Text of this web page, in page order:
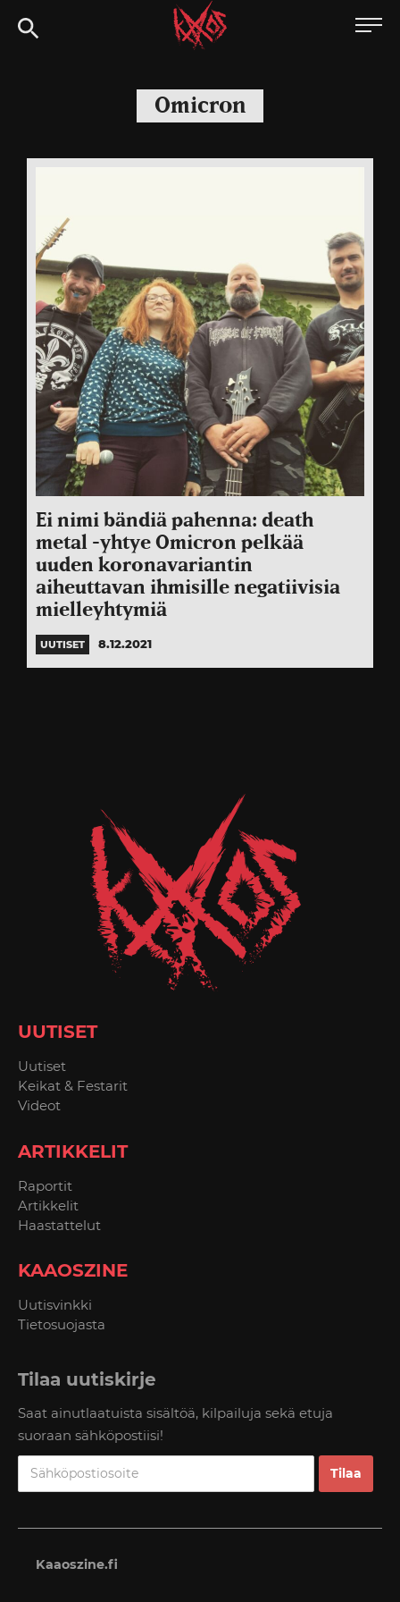
Siirry
suoraan
Kaaoszine
Omicron
Ei nimi bändiä pahenna: death
metal -yhtye Omicron pelkää
uuden koronavariantin
aiheuttavan ihmisille negatiivisia
mielleyhtymiä
UUTISET 8.12.2021
UUTISET
Uutiset
Keikat & Festarit
Videot
ARTIKKELIT
Raportit
Artikkelit
Haastattelut
KAAOSZINE
Uutisvinkki
Tietosuojasta
Tilaa uutiskirje
Saat ainutlaatuista sisältöä, kilpailuja sekä etuja
suoraan sähköpostiisi!
Kaaoszine.fi